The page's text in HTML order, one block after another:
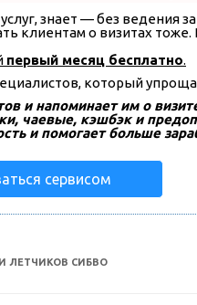
знает — без ведения
клиентам о визитах
первый месяц бесплатно.
который
и напоминает им о
чаевые, кэшбэк и
и помогает больше
сервисом
ЛЕТЧИКОВ СИБВО